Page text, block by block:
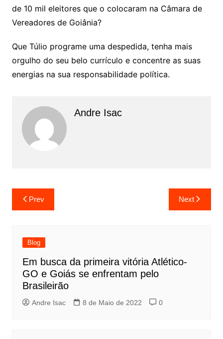
de 10 mil eleitores que o colocaram na Câmara de
Vereadores de Goiânia?
Que Túlio programe uma despedida, tenha mais
orgulho do seu belo currículo e concentre as suas
energias na sua responsabilidade política.
Andre Isac
Prev Next
Blog
Em busca da primeira vitória Atlético-
GO e Goiás se enfrentam pelo
Brasileirão
Andre Isac 8 de Maio de 2022 0